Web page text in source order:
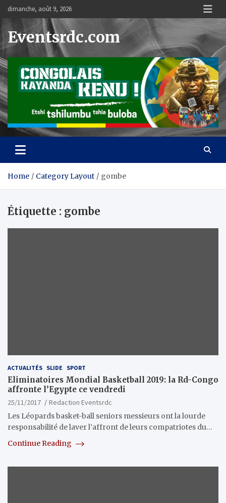
Skip
content
dimanche, août 9, 2026
Eventsrdc.com
Home Category Layout gombe
Étiquette : gombe
ACTUALITÉS SLIDE SPORT
Eliminatoires Mondial Basketball 2019: la Rd-Congo
affronte l’Egypte ce vendredi
25/11/2017
Redaction Eventsrdc
Les Léopards basket-ball seniors messieurs ont la lourde
responsabilité de laver l’affront de leurs compatriotes du…
Continue Reading